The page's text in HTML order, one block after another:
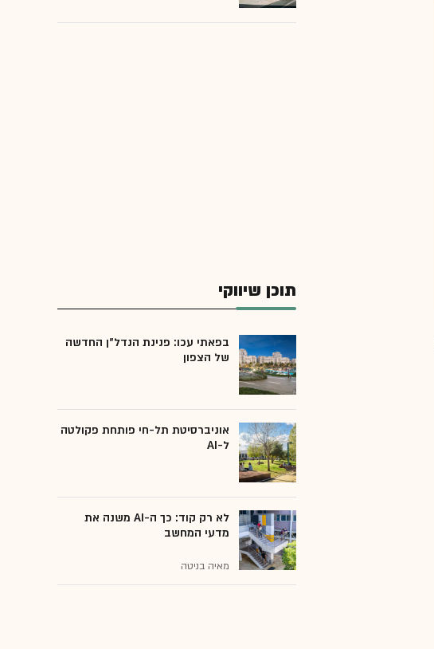
תוכן שיווקי
בפאתי עכו: פנינת הנדל"ן החדשה
של הצפון
אוניברסיטת תל-חי פותחת פקולטה
ל-AI
לא רק קוד: כך ה-AI משנה את
מדעי המחשב
מאיה בניטה